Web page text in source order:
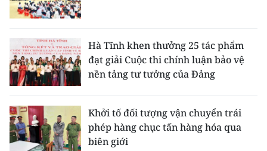
Hà Tĩnh khen thưởng 25 tác phẩm
đạt giải Cuộc thi chính luận bảo vệ
nền tảng tư tưởng của Đảng
Khởi tố đối tượng vận chuyển trái
phép hàng chục tấn hàng hóa qua
biên giới